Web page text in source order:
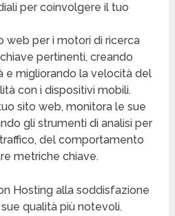
per coinvolgere il tuo
web per i motori di ricerca
pertinenti, creando
e migliorando la velocità del
con i dispositivi mobili.
sito web, monitora le sue
gli strumenti di analisi per
del comportamento
metriche chiave.
Hosting alla soddisfazione
qualità più notevoli.